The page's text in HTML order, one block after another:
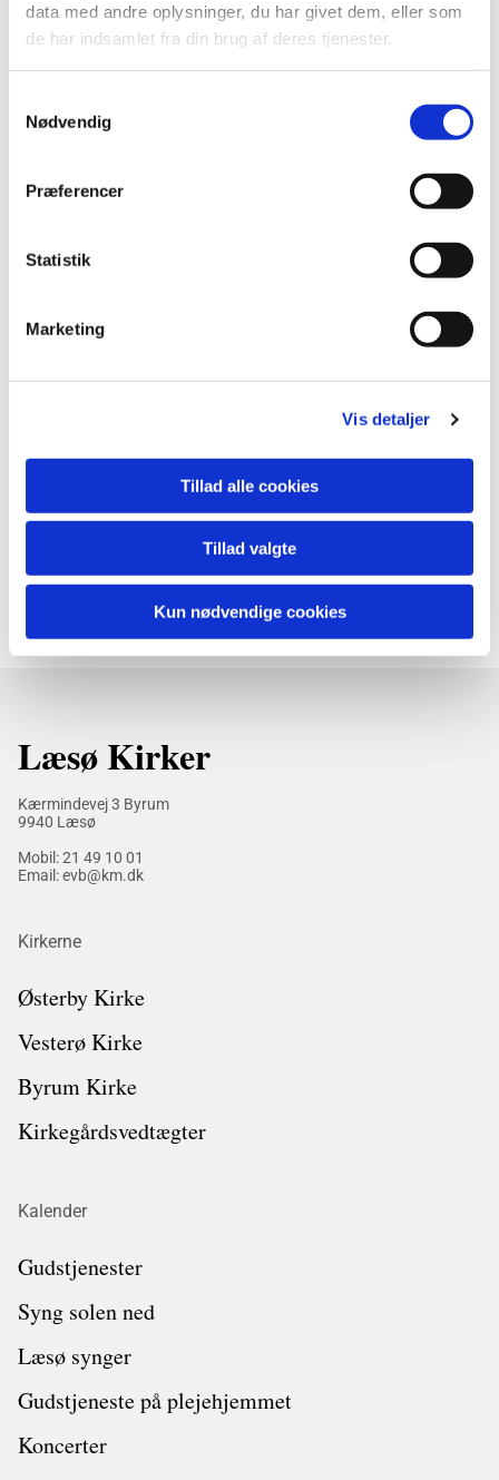
data med andre oplysninger, du har givet dem, eller som
de har indsamlet fra din brug af deres tjenester.
Nødvendig
Præferencer
Statistik
Marketing
Vis detaljer
Tillad alle cookies
Tillad valgte
Kun nødvendige cookies
Du vil måske også kunne
lide...
Læsø Kirker
Kærmindevej 3 Byrum
9940 Læsø
Mobil:21 49 10 01
Email: evb@km.dk
Kirkerne
Østerby Kirke
Vesterø Kirke
Byrum Kirke
Kirkegårdsvedtægter
Kalender
Gudstjenester
Syng solen ned
Læsø synger
Gudstjeneste på plejehjemmet
Koncerter